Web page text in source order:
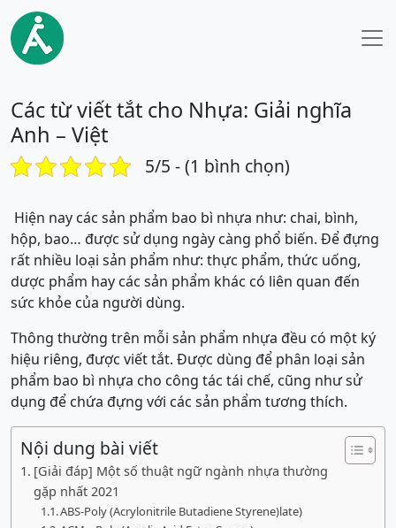
Các từ viết tắt cho Nhựa: Giải nghĩa
Anh – Việt
5/5 - (1 bình chọn)
Hiện nay các sản phẩm bao bì nhựa như: chai, bình,
hộp, bao… được sử dụng ngày càng phổ biến. Để đựng
rất nhiều loại sản phẩm như: thực phẩm, thức uống,
dược phẩm hay các sản phẩm khác có liên quan đến
sức khỏe của người dùng.
Thông thường trên mỗi sản phẩm nhựa đều có một ký
hiệu riêng, được viết tắt. Được dùng để phân loại sản
phẩm bao bì nhựa cho công tác tái chế, cũng như sử
dụng để chứa đựng với các sản phẩm tương thích.
Nội dung bài viết
[Giải đáp] Một số thuật ngữ ngành nhựa thường
gặp nhất 2021
ABS-Poly (Acrylonitrile Butadiene Styrene)late)